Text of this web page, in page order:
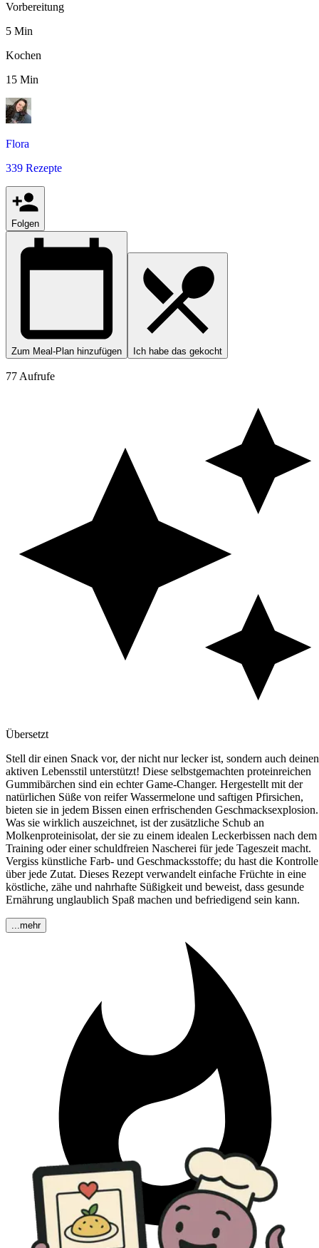
Vorbereitung
5 Min
Kochen
15 Min
Flora
339 Rezepte
Folgen
Zum Meal-Plan hinzufügen Ich habe das gekocht
77 Aufrufe
Übersetzt
Stell dir einen Snack vor, der nicht nur lecker ist, sondern auch deinen
aktiven Lebensstil unterstützt! Diese selbstgemachten proteinreichen
Gummibärchen sind ein echter Game-Changer. Hergestellt mit der
natürlichen Süße von reifer Wassermelone und saftigen Pfirsichen,
bieten sie in jedem Bissen einen erfrischenden Geschmacksexplosion.
Was sie wirklich auszeichnet, ist der zusätzliche Schub an
Molkenproteinisolat, der sie zu einem idealen Leckerbissen nach dem
Training oder einer schuldfreien Nascherei für jede Tageszeit macht.
Vergiss künstliche Farb- und Geschmacksstoffe; du hast die Kontrolle
über jede Zutat. Dieses Rezept verwandelt einfache Früchte in eine
köstliche, zähe und nahrhafte Süßigkeit und beweist, dass gesunde
Ernährung unglaublich Spaß machen und befriedigend sein kann.
...mehr